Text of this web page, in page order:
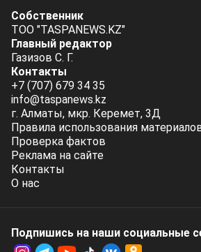
Собственник
ТОО "TASPANEWS.KZ"
Главный редактор
Газизов С. Г.
Контакты
+7 (707) 679 34 35
info@taspanews.kz
г. Алматы, мкр. Керемет, 3Д
Правила использования
Проверка фактов
Реклама на сайте
Контакты
О нас
Подпишись на наши социальные